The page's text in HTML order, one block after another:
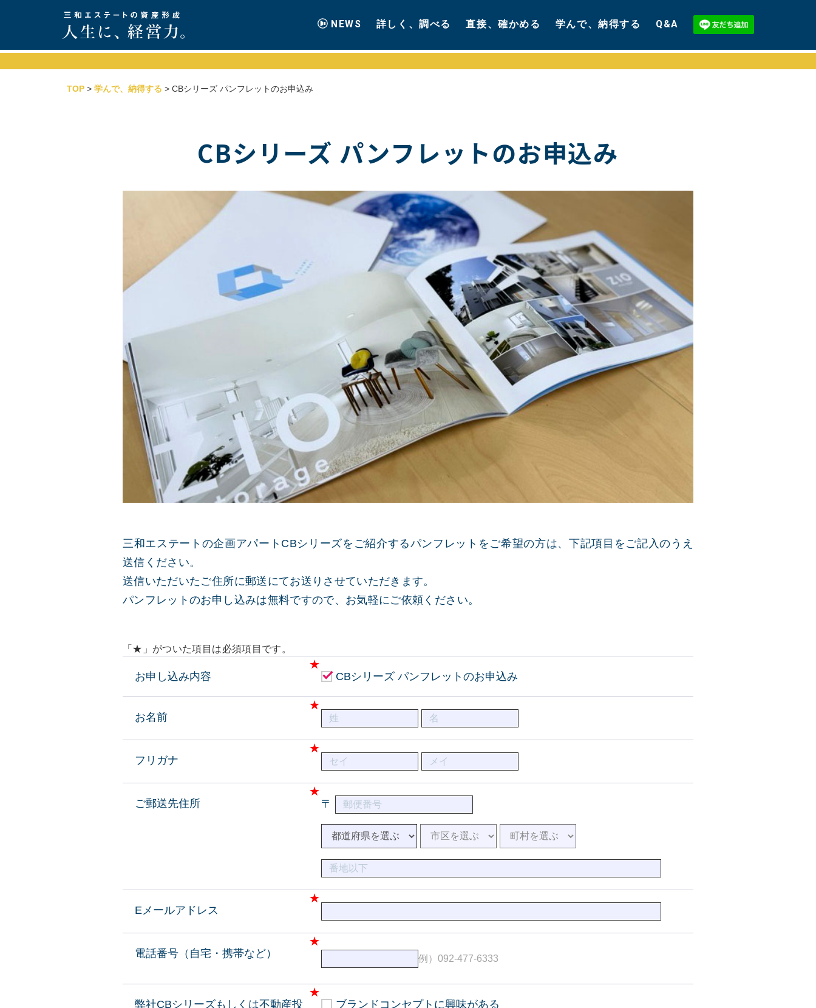
NEWS 詳しく、調べる 直接、確かめる 学んで、納得する Q&A
TOP> 学んで、納得する > CBシリーズ パンフレットのお申込み
CBシリーズ パンフレットのお申込み
三和エステートの企画アパートCBシリーズをご紹介するパンフレットをご希望の方は、下記項目をご記入のうえ
送信ください。
送信いただいたご住所に郵送にてお送りさせていただきます。
パンフレットのお申し込みは無料ですので、お気軽にご依頼ください。
「★」がついた項目は必須項目です。
お申し込み内容 CBシリーズ パンフレットのお申込み
お名前
フリガナ
ご郵送先住所 〒
Eメールアドレス
電話番号（自宅・携帯など） 例）092-477-6333
弊社CBシリーズもしくは不動産投
ブランドコンセプトに興味がある